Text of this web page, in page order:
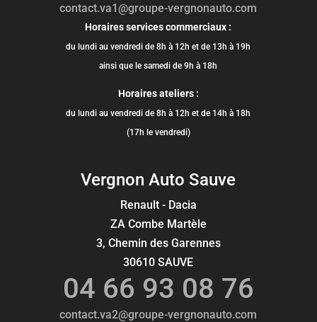
contact.va1@groupe-vergnonauto.com
Horaires services commerciaux :
du lundi au vendredi de 8h à 12h et de 13h à 19h
ainsi que le samedi de 9h à 18h
Horaires ateliers :
du lundi au vendredi de 8h à 12h et de 14h à 18h
(17h le vendredi)
Vergnon Auto Sauve
Renault - Dacia
ZA Combe Martèle
3, Chemin des Garennes
30610 SAUVE
04 66 93 08 76
contact.va2@groupe-vergnonauto.com